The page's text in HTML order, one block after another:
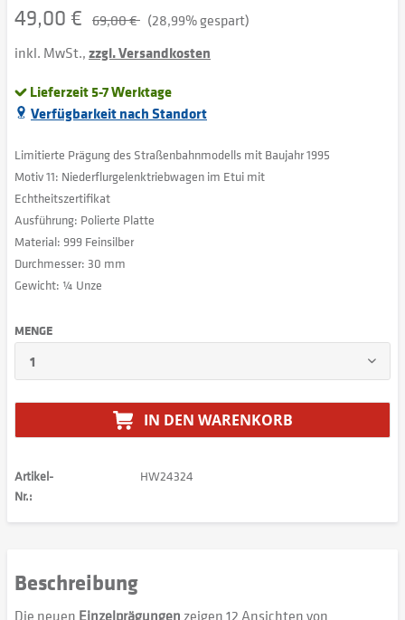
49,00 € 69,00 € (28,99% gespart)
inkl. MwSt.,zzgl. Versandkosten
Lieferzeit 5-7 Werktage
Verfügbarkeit nach Standort
Limitierte Prägung des Straßenbahnmodells mit Baujahr 1995
Motiv 11: Niederflurgelenktriebwagen im Etui mit
Echtheitszertifikat
Ausführung: Polierte Platte
Material: 999 Feinsilber
Durchmesser: 30 mm
Gewicht: ¼ Unze
MENGE
IN DEN WARENKORB
Artikel-
Nr.:
HW24324
Beschreibung
Die neuen Einzelprägungen zeigen 12 Ansichten von